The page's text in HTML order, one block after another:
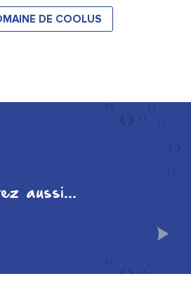
DE COOLUS
aussi...